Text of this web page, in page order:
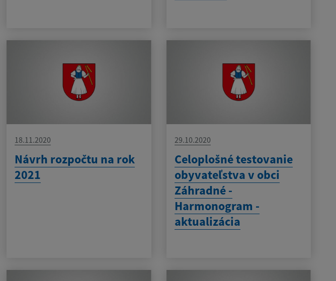
18.11.2020
Návrh rozpočtu na rok
2021
29.10.2020
Celoplošné testovanie
obyvateľstva v obci
Záhradné -
Harmonogram -
aktualizácia